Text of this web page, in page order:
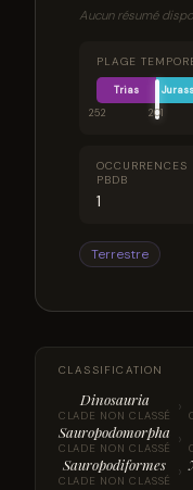
Aucun résumé
PLAGE
Trias
252
201
OCCURRENCES
PBDB
1
Terrestre
CLASSIFICATION
Dinosauria
CLADE NON CLASSÉ ›
Sauropodomorpha
CLADE NON CLASSÉ ›
Sauropodiformes
CLADE NON CLASSÉ ›